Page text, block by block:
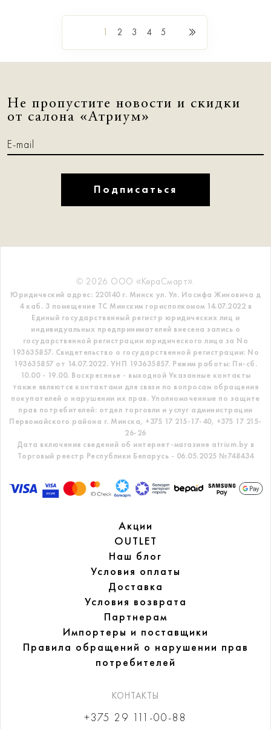
1 2 3 4 5
Не пропустите новости и скидки
от салона «Атриум»
Подписаться
© 2026 ООО «КераСмарт».
Юридический адрес: 220140 г. Минск ул. Ул. Иосифа Жиновича д
4 каб. 3 помещение ТС Минским горисполкомом 14.07.2022 в
Единый государственный регистр юридических лиц и
индивидуальных предпринимателей внесена запись о
государственной регистрации юридического лица за No
193635857. Свидетельство о государственной регистрации: No
193635857 от 14.07.2022. УНП 193635857. Режим работы: Пн-сб.
10.00 - 19.00. Воскресенье - выходной Указанные контакты
также являются контактами для связи по вопросам обращения
покупателей о нарушении их прав. Уполномоченные по защите
прав потребителей: отдел торговли и услуг администрации
Первомайского района г. Минска, +375 17 215-17-40, +375 17 215-
26-26
Дата включения сведений об интернет-магазине atrium.by в
Торговый реестр Республики Беларусь - 06.05.2025 №748434
Акции
OUTLET
Наш блог
Условия оплаты
Доставка
Условия возврата
Партнерам
Импортеры и поставщики
Правила обращений о нарушении прав
потребителей
КОНТАКТЫ
+375 29 111-00-88